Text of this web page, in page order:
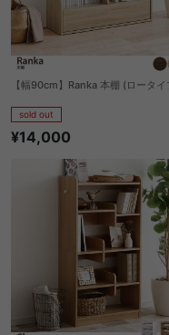
【幅90cm】Ranka 本棚 (ロータイ
sold out
¥14,000